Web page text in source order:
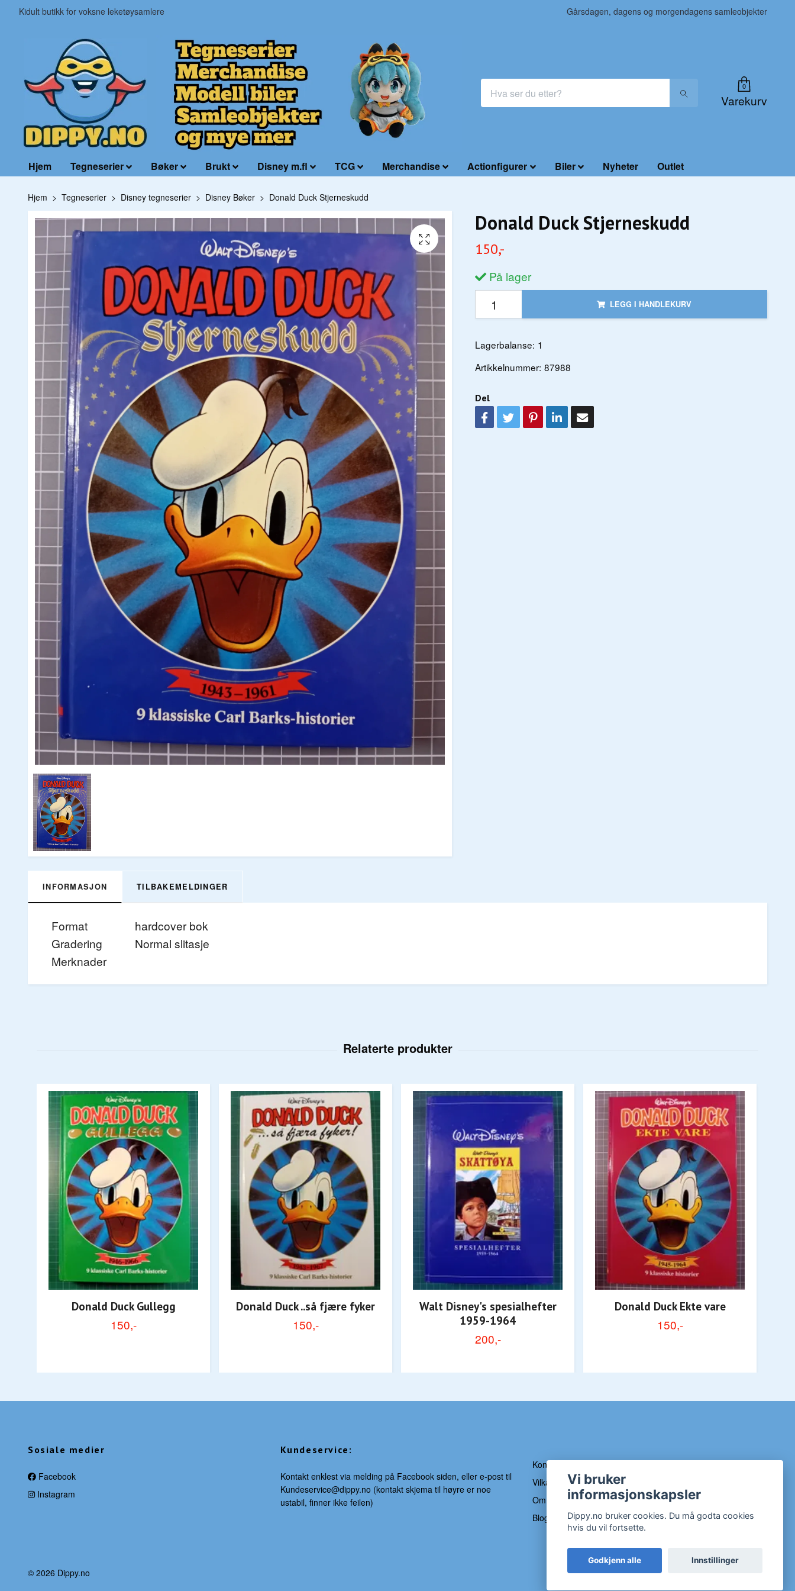
Kidult butikk for voksne leketøysamlere Gårsdagen, dagens og morgendagens samleobjekter
0
Varekurv
Hjem Tegneserier Bøker Brukt Disney m.fl TCG Merchandise Actionfigurer Biler Nyheter Outlet
Hjem Tegneserier Disney tegneserier Disney Bøker Donald Duck Stjerneskudd
Donald Duck Stjerneskudd
150,-
På lager
LEGG I HANDLEKURV
Lagerbalanse: 1
Artikkelnummer: 87988
Del
INFORMASJON TILBAKEMELDINGER
Format
hardcover bok
Gradering
Normal slitasje
Merknader
Donald Duck Gullegg
150,-
Donald Duck ..så fjære fyker
150,-
Walt Disney's spesialhefter
1959-1964
200,-
Donald Duck Ekte vare
150,-
Sosiale medier
Facebook
Instagram
Kundeservice:
Kontakt enklest via melding på Facebook siden, eller e-post til
Kundeservice@dippy.no (kontakt skjema til høyre er noe
ustabil, finner ikke feilen)
Kontakt
Vilkår og betingelser
Om Dippy
Blogg
© 2026 Dippy.no
Vi bruker
informasjonskapsler
Dippy.no bruker cookies. Du må godta cookies
hvis du vil fortsette.
Godkjenn alle Innstillinger